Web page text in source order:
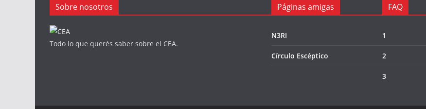
Sobre nosotros
Todo lo que querés saber sobre el CEA.
Páginas amigas
N3RI
Círculo Escéptico
FAQ
1
2
3